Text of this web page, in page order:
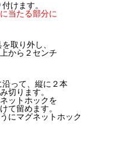
けます。
当たる部分に
取り外し、
から２センチ
って、縦に２本
切ります。
ットホックを
て留めます。
にマグネットホック